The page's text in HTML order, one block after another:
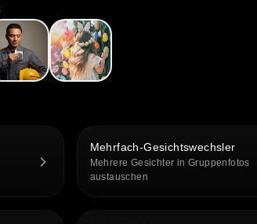
Mehrfach-Gesichtswechsler
Mehrere Gesichter in Gruppenfotos
austauschen